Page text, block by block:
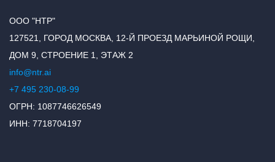
ООО "НТР"
127521, ГОРОД МОСКВА, 12-Й ПРОЕЗД МАРЬИНОЙ РОЩИ,
ДОМ 9, СТРОЕНИЕ 1, ЭТАЖ 2
info@ntr.ai
+7 495 230-08-99
ОГРН: 1087746626549
ИНН: 7718704197